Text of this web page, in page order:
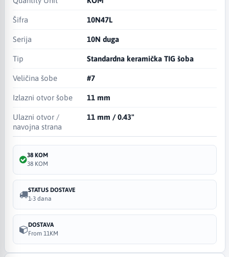
Šifra 10N47L
Serija 10N duga
Tip Standardna keramička TIG šoba
Veličina šobe #7
Izlazni otvor šobe 11 mm
Ulazni otvor /
navojna strana
11 mm / 0.43"
38 KOM
38 KOM
STATUS DOSTAVE
1-3 dana
DOSTAVA
From 11KM